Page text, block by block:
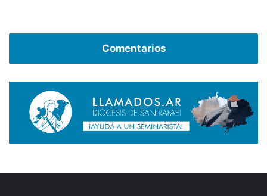
Comentarios